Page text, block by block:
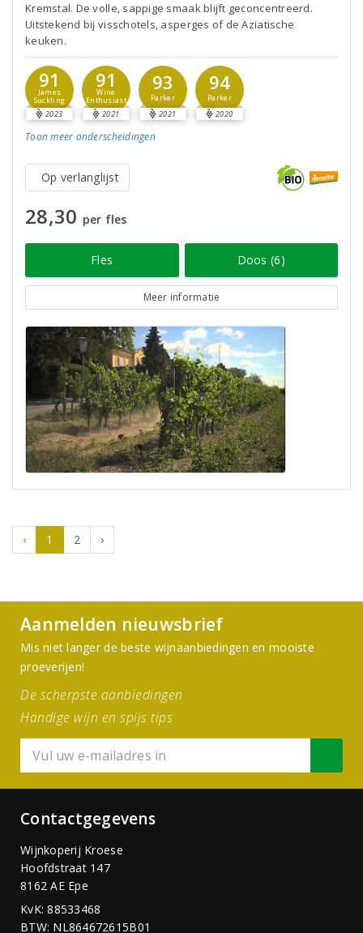
Kremstal. De volle, sappige smaak blijft geconcentreerd.
Uitstekend bij visschotels, asperges of de Aziatische
keuken.
91
James
Suckling
2023
91
Wine
Enthusiast
2021
93
Parker
2021
94
Parker
2020
Toon meer onderscheidingen
Op verlanglijst
28,30 per fles
Fles Doos (6)
Meer informatie
‹ 1 2 ›
Aanmelden nieuwsbrief
Mis niet langer de beste wijnaanbiedingen en mooiste
proeverijen!
De scherpste aanbiedingen
Handige wijn en spijs tips
Contactgegevens
Wijnkoperij Kroese
Hoofdstraat 147
8162 AE Epe
KvK: 88533468
BTW: NL864672615B01